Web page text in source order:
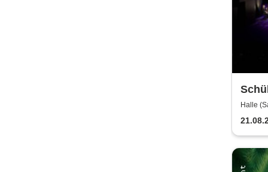
|
Halle
Halle